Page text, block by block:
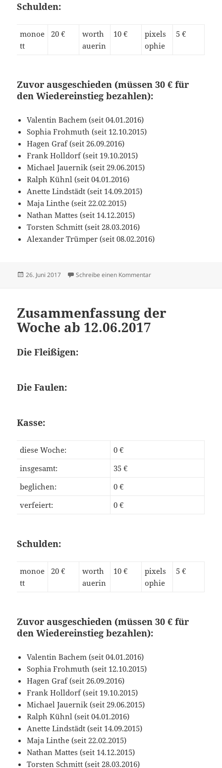
Schulden:
monoe
tt
20 €
worth
auerin
10 €
pixels
ophie
5 €
Zuvor ausgeschieden (müssen 30 € für
den Wiedereinstieg bezahlen):
Valentin Bachem (seit 04.01.2016)
Sophia Frohmuth (seit 12.10.2015)
Hagen Graf (seit 26.09.2016)
Frank Holldorf (seit 19.10.2015)
Michael Jauernik (seit 29.06.2015)
Ralph Kühnl (seit 04.01.2016)
Anette Lindstädt (seit 14.09.2015)
Maja Linthe (seit 22.02.2015)
Nathan Mattes (seit 14.12.2015)
Torsten Schmitt (seit 28.03.2016)
Alexander Trümper (seit 08.02.2016)
Veröffentlicht
26. Juni 2017 Schreibe einen Kommentarzu Zusammenfassung
Zusammenfassung der
Woche ab 12.06.2017
Die Fleißigen:
Die Faulen:
Kasse:
diese Woche:
0 €
insgesamt:
35 €
beglichen:
0 €
verfeiert:
0 €
Schulden:
monoe
tt
20 €
worth
auerin
10 €
pixels
ophie
5 €
Zuvor ausgeschieden (müssen 30 € für
den Wiedereinstieg bezahlen):
Valentin Bachem (seit 04.01.2016)
Sophia Frohmuth (seit 12.10.2015)
Hagen Graf (seit 26.09.2016)
Frank Holldorf (seit 19.10.2015)
Michael Jauernik (seit 29.06.2015)
Ralph Kühnl (seit 04.01.2016)
Anette Lindstädt (seit 14.09.2015)
Maja Linthe (seit 22.02.2015)
Nathan Mattes (seit 14.12.2015)
Torsten Schmitt (seit 28.03.2016)